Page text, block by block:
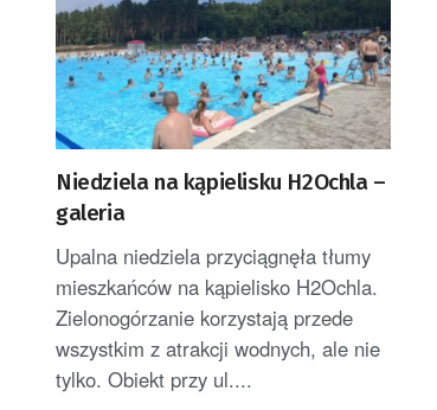
Niedziela na kąpielisku H2Ochla –
galeria
Upalna niedziela przyciągnęła tłumy
mieszkańców na kąpielisko H2Ochla.
Zielonogórzanie korzystają przede
wszystkim z atrakcji wodnych, ale nie
tylko. Obiekt przy ul....